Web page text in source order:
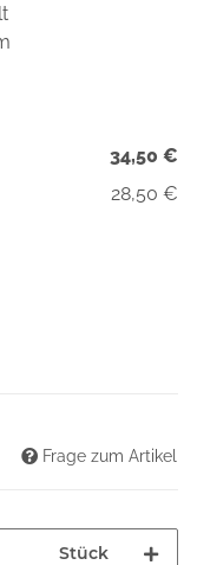
34,50 €
28,50 €
Frage zum Artikel
Stück